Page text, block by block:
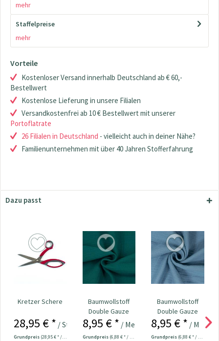
mehr
Staffelpreise
mehr
Vorteile
Kostenloser Versand innerhalb Deutschland ab € 60,-
Bestellwert
Kostenlose Lieferung in unsere Filialen
Versandkostenfrei ab 10 € Bestellwert mit unserer
Portoflatrate
26 Filialen in Deutschland - vielleicht auch in deiner Nähe?
Familienunternehmen mit über 40 Jahren Stofferfahrung
Dazu passt
Kretzer Schere
28,95 € * / Stück
Grundpreis (28,95 € * / 1 Stück)
Baumwollstoff
Double Gauze
Musselin uni
8,95 € * / Meter
Grundpreis (6,88 € * / 1 m²)
Baumwollstoff
Double Gauze
Musselin uni
jeansblau
8,95 € * / Meter
Grundpreis (6,88 € * / 1 m²)